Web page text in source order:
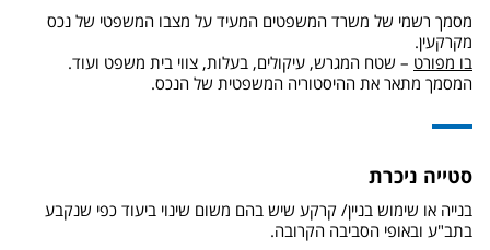
מסמך רשמי של משרד המשפטים המעיד על מצבו המשפטי של נכס
מקרקעין.
בו מפורט – שטח המגרש, עיקולים, בעלות, צווי בית משפט ועוד.
המסמך מתאר את ההיסטוריה המשפטית של הנכס.
סטייה ניכרת
בנייה או שימוש בניין/ קרקע שיש בהם משום שינוי ביעוד כפי שנקבע
בתב"ע ובאופי הסביבה הקרובה.